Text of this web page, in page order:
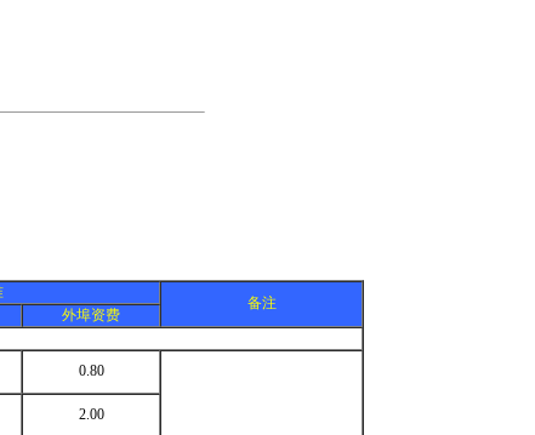
备注
外埠资费
0.80
2.00